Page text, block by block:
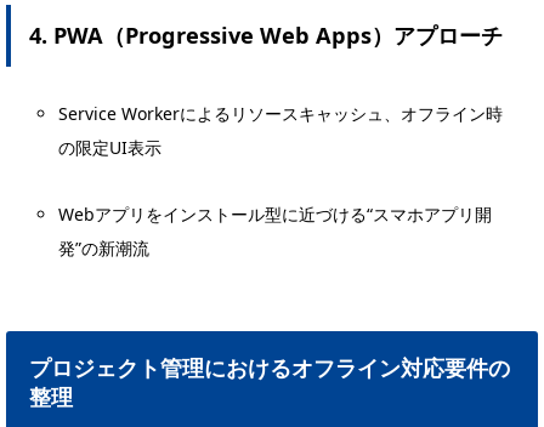
4. PWA（Progressive Web Apps）アプローチ
Service Workerによるリソースキャッシュ、オフライン時
の限定UI表示
Webアプリをインストール型に近づける“スマホアプリ開
発”の新潮流
プロジェクト管理におけるオフライン対応要件の
整理